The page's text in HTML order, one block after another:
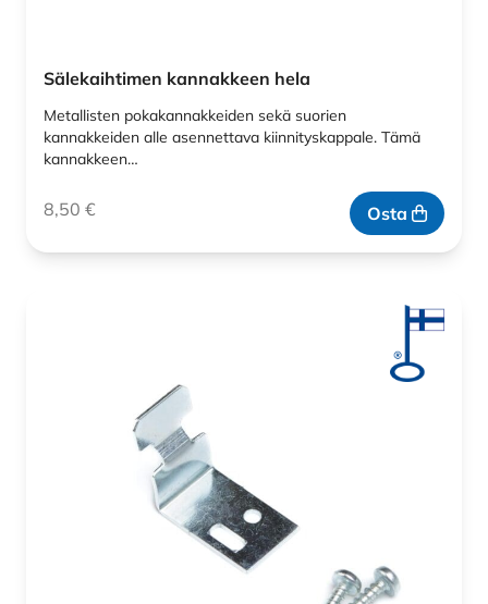
Sälekaihtimen kannakkeen hela
Metallisten pokakannakkeiden sekä suorien
kannakkeiden alle asennettava kiinnityskappale. Tämä
kannakkeen…
8,50 € Osta